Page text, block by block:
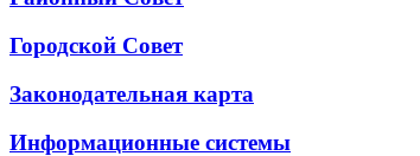
Городской Совет
Законодательная карта
Информационные системы